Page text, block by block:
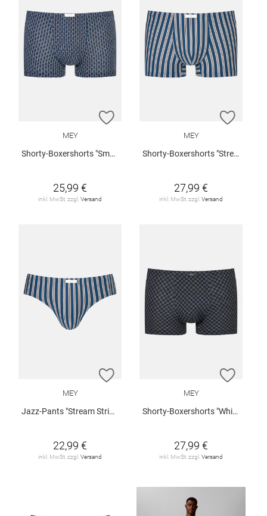
ZUR WUNSCHLISTE HINZUFÜGEN
MEY
Shorty-Boxershorts "Smart Chains"
25,99 €
inkl. MwSt. zzgl.Versand
ZUR
MEY
Shorty-Boxershorts "Stream Stripes"
27,99 €
inkl. MwSt. zzgl.Versand
ZUR WUNSCHLISTE HINZUFÜGEN
MEY
Jazz-Pants "Stream Stripes"
22,99 €
inkl. MwSt. zzgl. Versand
ZUR
MEY
Shorty-Boxershorts "White Squares"
27,99 €
inkl. MwSt. zzgl. Versand